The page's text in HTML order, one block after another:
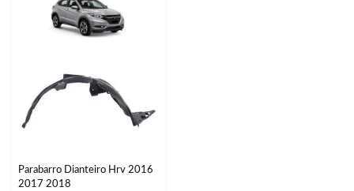
Parabarro Dianteiro Hrv 2016
2017 2018